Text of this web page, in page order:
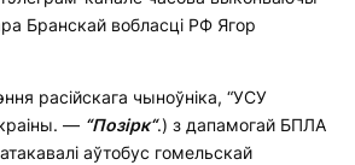
Бранскай вобласці РФ Ягор
расійскага чыноўніка, “УСУ
— “Позірк“.) з дапамогай БПЛА
аўтобус гомельскай